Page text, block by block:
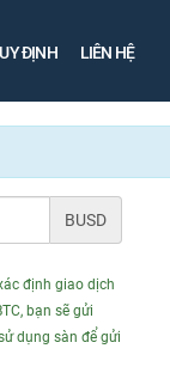
ĐỊNH LIÊN HỆ
BUSD
định giao dịch
bạn sẽ gửi
dụng sàn để gửi